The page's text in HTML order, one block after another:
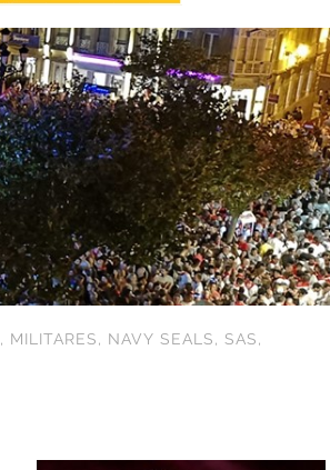
, MILITARES, NAVY SEALS, SAS,